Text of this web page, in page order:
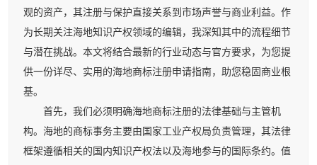
观的资产，其注册与保护直接关系到市场声誉与商业利益。作
为长期关注海地知识产权领域的编辑，我深知其中的流程细节
与潜在挑战。本文将结合最新的行业动态与官方要求，为您提
供一份详尽、实用的海地商标注册申请指南，助您稳固商业根
基。
首先，我们必须明确海地商标注册的法律基础与主管机
构。海地的商标事务主要由国家工业产权局负责管理，其法律
框架遵循相关的国内知识产权法以及海地参与的国际条约。值